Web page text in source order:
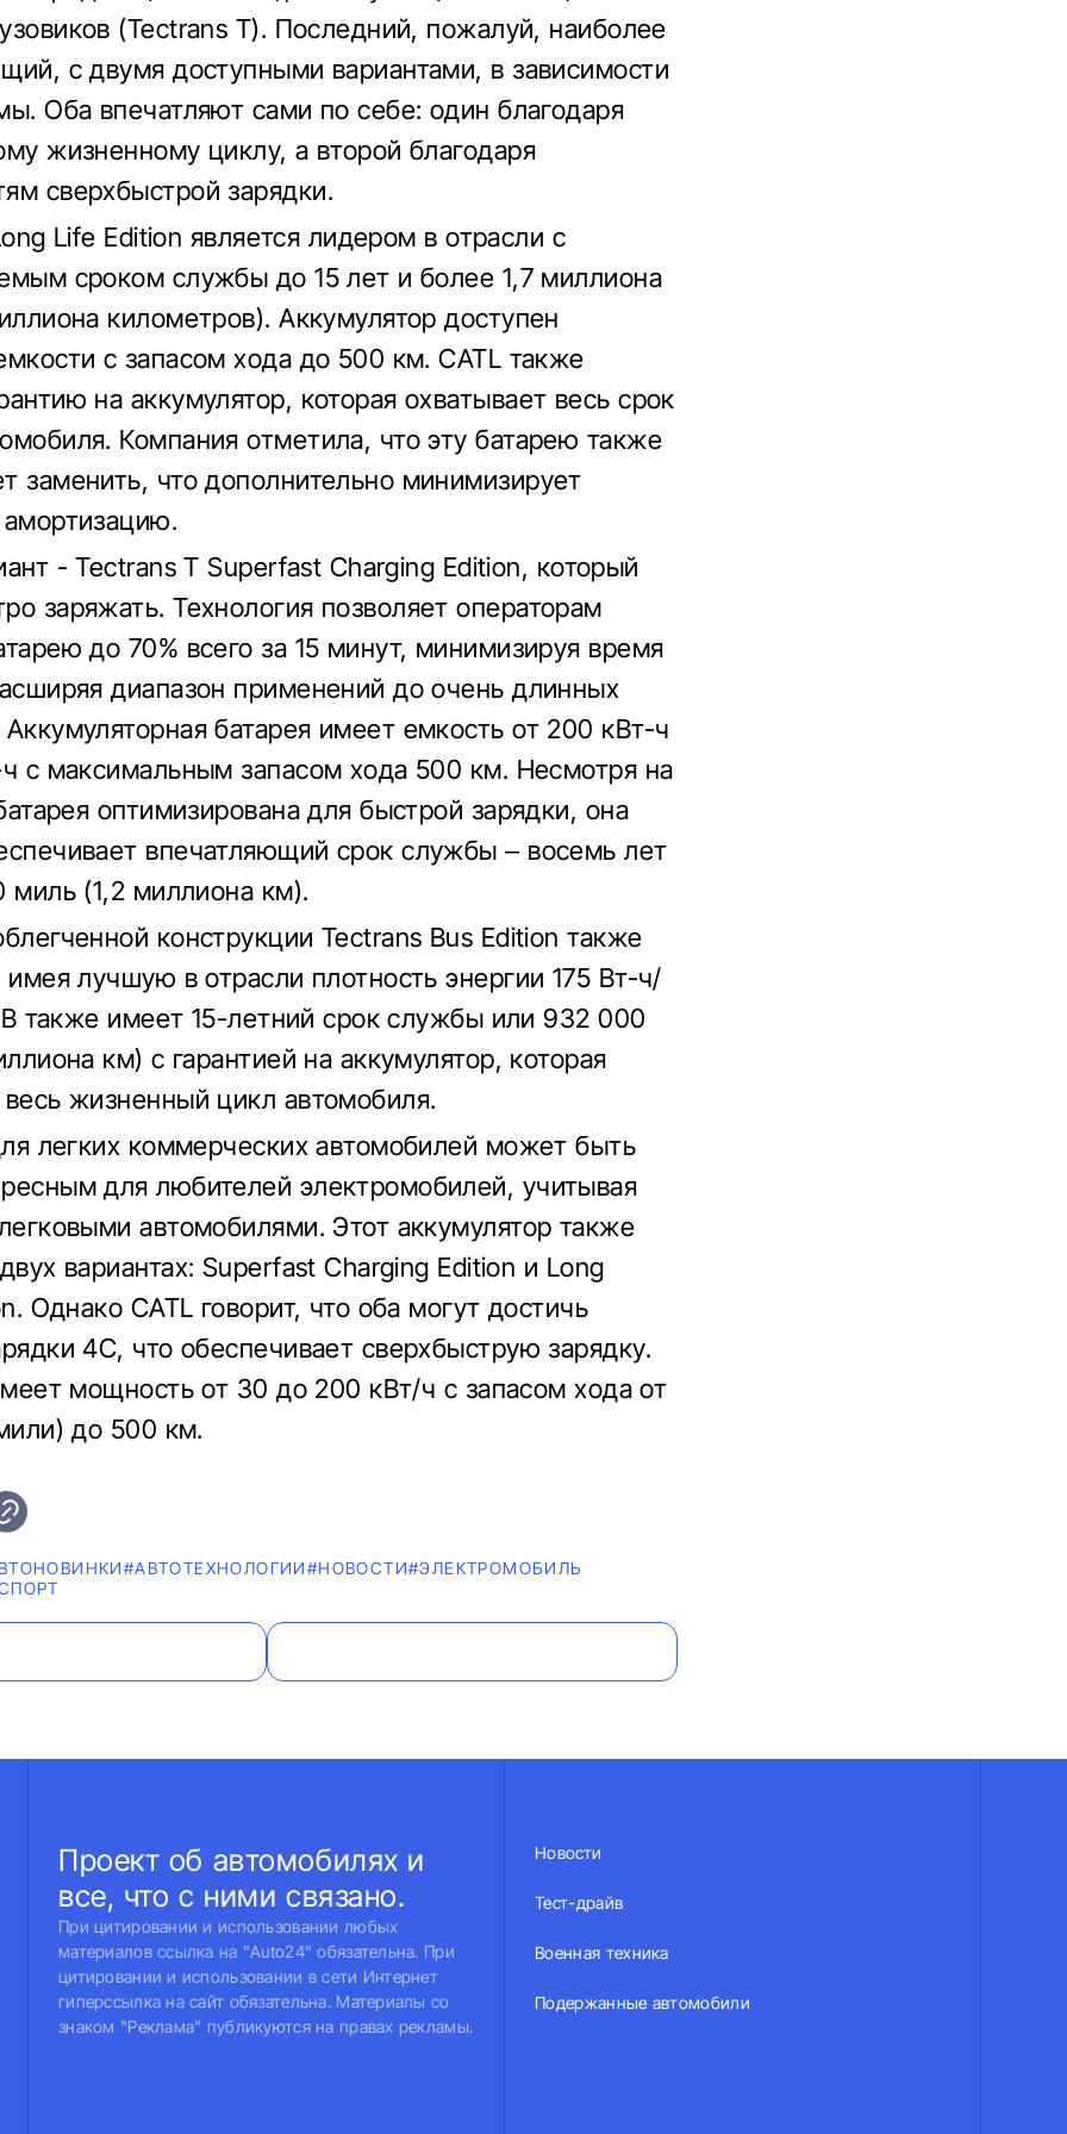
(Tectrans T). Последний, пожалуй, наиболее
с двумя доступными вариантами, в зависимости
Оба впечатляют сами по себе: один благодаря
жизненному циклу, а второй благодаря
сверхбыстрой зарядки.
Life Edition является лидером в отрасли с
сроком службы до 15 лет и более 1,7 миллиона
километров). Аккумулятор доступен
с запасом хода до 500 км. CATL также
на аккумулятор, которая охватывает весь срок
Компания отметила, что эту батарею также
заменить, что дополнительно минимизирует
- Tectrans T Superfast Charging Edition, который
заряжать. Технология позволяет операторам
до 70% всего за 15 минут, минимизируя время
диапазон применений до очень длинных
батарея имеет емкость от 200 кВт-ч
с максимальным запасом хода 500 км. Несмотря на
оптимизирована для быстрой зарядки, она
впечатляющий срок службы – восемь лет
миль (1,2 миллиона км).
конструкции Tectrans Bus Edition также
имея лучшую в отрасли плотность энергии 175 Вт-ч/
B также имеет 15-летний срок службы или 932 000
км) с гарантией на аккумулятор, которая
весь жизненный цикл автомобиля.
легких коммерческих автомобилей может быть
для любителей электромобилей, учитывая
автомобилями. Этот аккумулятор также
вариантах: Superfast Charging Edition и Long
Однако CATL говорит, что оба могут достичь
4C, что обеспечивает сверхбыструю зарядку.
мощность от 30 до 200 кВт/ч с запасом хода от
до 500 км.
#АВТОТЕХНОЛОГИИ#НОВОСТИ#ЭЛЕКТРОМОБИЛЬ
Проект об автомобилях и
все, что с ними связано.
При цитировании и использовании любых
материалов ссылка на "Auto24" обязательна. При
цитировании и использовании в сети Интернет
гиперссылка на сайт обязательна. Материалы со
знаком "Реклама" публикуются на правах рекламы.
Новости
Тест-драйв
Военная техника
Подержанные автомобили